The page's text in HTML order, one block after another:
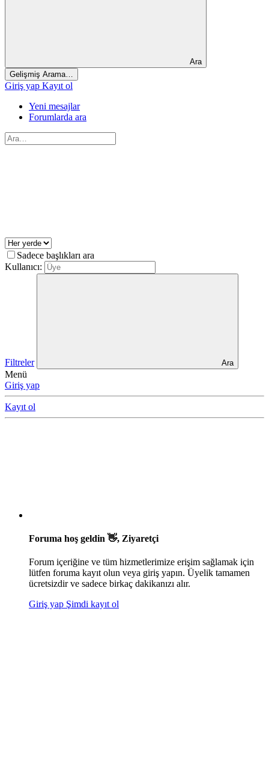
Ara
Gelişmiş Arama…
Giriş yap Kayıt ol
Yeni mesajlar
Forumlarda ara
Sadece başlıkları ara
Kullanıcı:
Filtreler Ara
Menü
Giriş yap
Kayıt ol
Foruma hoş geldin 👋, Ziyaretçi
Forum içeriğine ve tüm hizmetlerimize erişim sağlamak için
lütfen foruma kayıt olun veya giriş yapın. Üyelik tamamen
ücretsizdir ve sadece birkaç dakikanızı alır.
Giriş yap Şimdi kayıt ol